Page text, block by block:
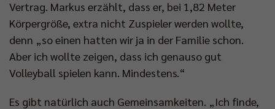
Vertrag. Markus erzählt, dass er, bei 1,82 Meter
Körpergröße, extra nicht Zuspieler werden wollte,
denn „so einen hatten wir ja in der Familie schon.
Aber ich wollte zeigen, dass ich genauso gut
Volleyball spielen kann. Mindestens.“
Es gibt natürlich auch Gemeinsamkeiten. „Ich finde,
Impressum |Datenschutzerklärung